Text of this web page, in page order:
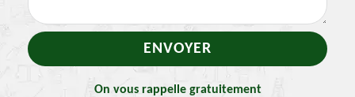
On vous rappelle gratuitement